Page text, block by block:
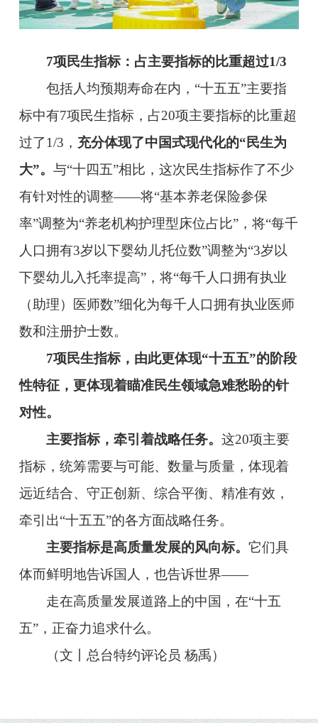
7项民生指标：占主要指标的比重超过1/3
包括人均预期寿命在内，“十五五”主要指
标中有7项民生指标，占20项主要指标的比重超
过了1/3， 充分体现了中国式现代化的“民生为
大”。 与“十四五”相比，这次民生指标作了不少
有针对性的调整——将“基本养老保险参保
率”调整为“养老机构护理型床位占比”，将“每千
人口拥有3岁以下婴幼儿托位数”调整为“3岁以
下婴幼儿入托率提高”，将“每千人口拥有执业
（助理）医师数”细化为每千人口拥有执业医师
数和注册护士数。
7项民生指标，由此更体现“十五五”的阶段
性特征，更体现着瞄准民生领域急难愁盼的针
对性。
主要指标，牵引着战略任务。这20项主要
指标，统筹需要与可能、数量与质量，体现着
远近结合、守正创新、综合平衡、精准有效，
牵引出“十五五”的各方面战略任务。
主要指标是高质量发展的风向标。它们具
体而鲜明地告诉国人，也告诉世界——
走在高质量发展道路上的中国，在“十五
五”，正奋力追求什么。
（文丨总台特约评论员 杨禹）